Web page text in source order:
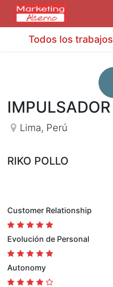
Todos los trabajos
IMPULSADOR
Lima, Perú
RIKO POLLO
Customer Relationship
Evolución de Personal
Autonomy